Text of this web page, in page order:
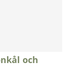
och